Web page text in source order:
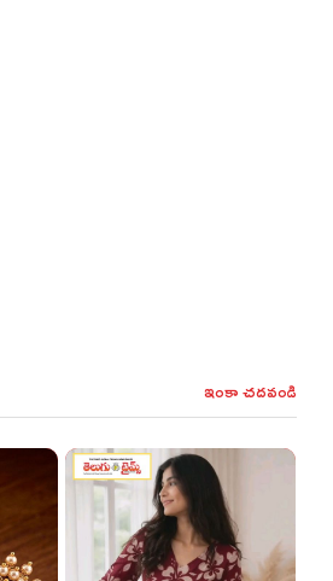
ఇంకా చదవండి